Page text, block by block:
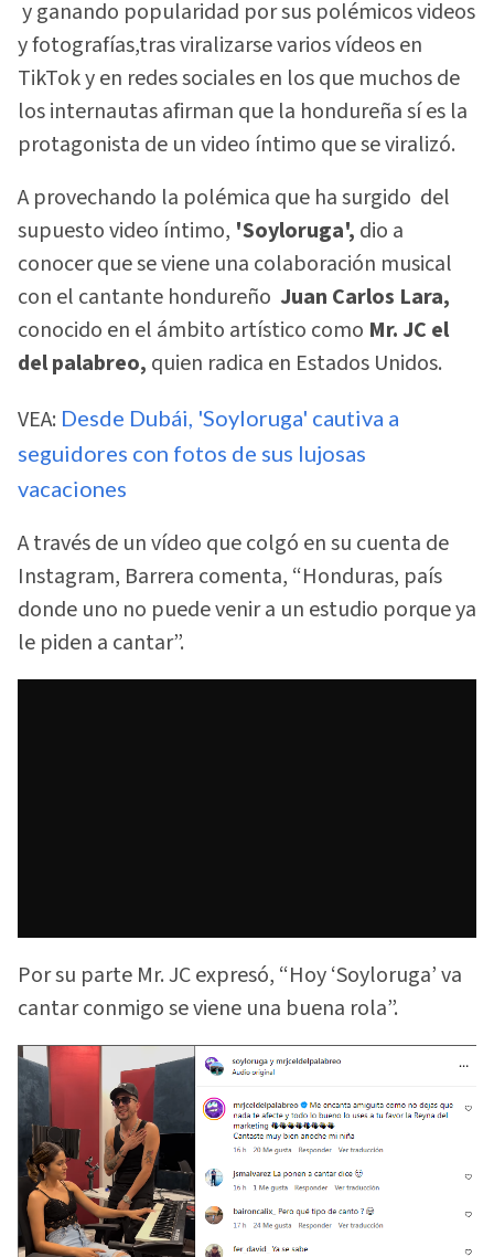
y ganando popularidad por sus polémicos videos
y fotografías,tras viralizarse varios vídeos en
TikTok y en redes sociales en los que muchos de
los internautas afirman que la hondureña sí es la
protagonista de un video íntimo que se viralizó.
A provechando la polémica que ha surgido del
supuesto video íntimo, 'Soyloruga', dio a
conocer que se viene una colaboración musical
con el cantante hondureño Juan Carlos Lara,
conocido en el ámbito artístico como Mr. JC el
del palabreo, quien radica en Estados Unidos.
VEA: Desde Dubái, 'Soyloruga' cautiva a
seguidores con fotos de sus lujosas
vacaciones
A través de un vídeo que colgó en su cuenta de
Instagram, Barrera comenta, “Honduras, país
donde uno no puede venir a un estudio porque ya
le piden a cantar”.
Por su parte Mr. JC expresó, “Hoy ‘Soyloruga’ va
cantar conmigo se viene una buena rola”.